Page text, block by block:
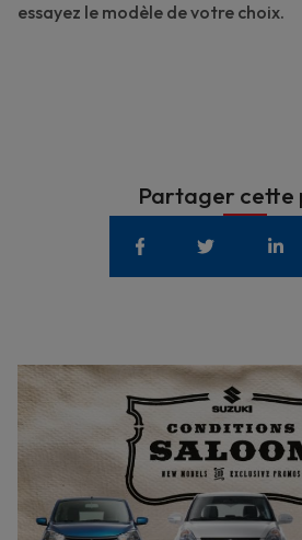
essayez le modèle de votre choix.
Partager cette